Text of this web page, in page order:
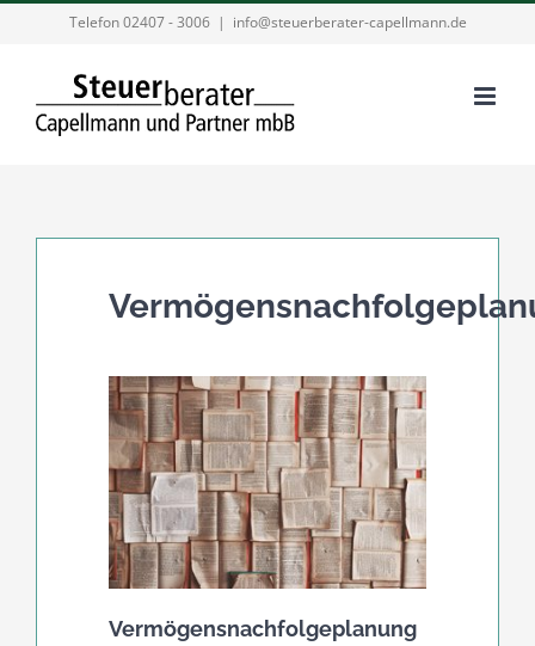
Telefon 02407 - 3006 | info@steuerberater-capellmann.de
Vermögensnachfolgeplanung